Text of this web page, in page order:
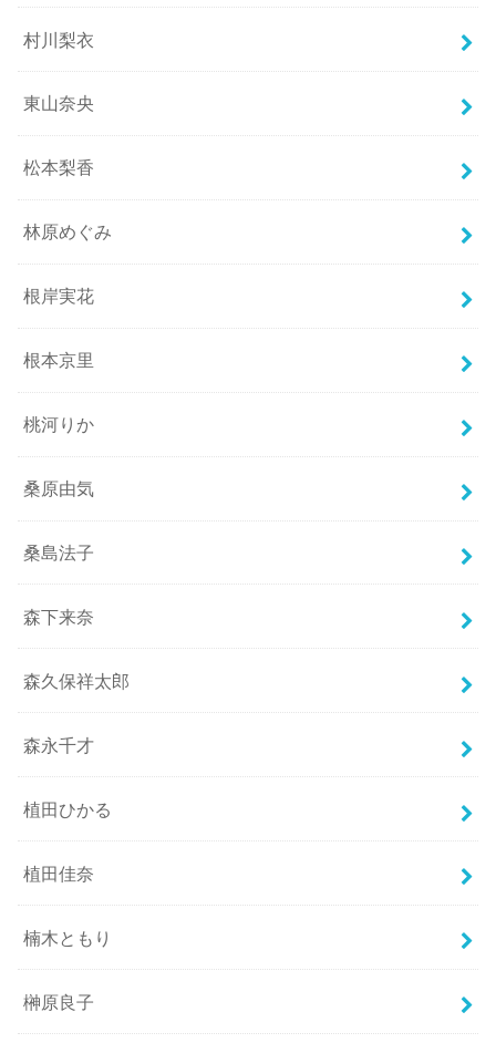
村川梨衣
東山奈央
松本梨香
林原めぐみ
根岸実花
根本京里
桃河りか
桑原由気
桑島法子
森下来奈
森久保祥太郎
森永千才
植田ひかる
植田佳奈
楠木ともり
榊原良子